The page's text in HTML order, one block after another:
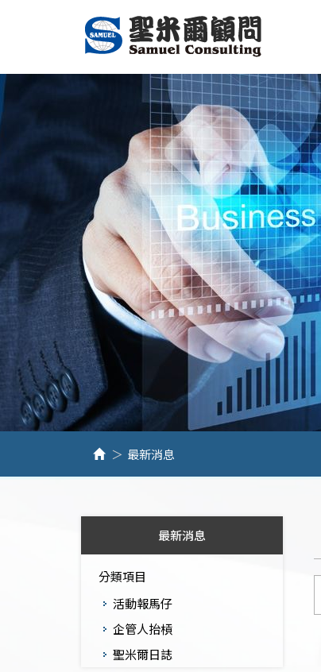
最新消息
最新消息
分類項目
活動報馬仔
企管人抬槓
聖米爾日誌